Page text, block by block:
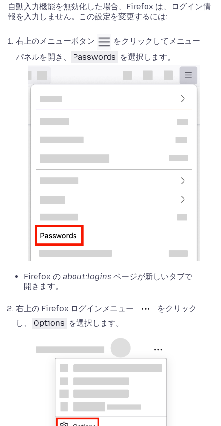
自動入力機能を無効化した場合、Firefox は、ログイン情
報を入力しません。この設定を変更するには:
右上のメニューボタン
をクリックしてメニュー
パネルを開き、
Passwords を選択します。
Firefox の about:logins ページが新しいタブで
開きます。
右上の Firefox ログインメニュー
をクリック
し、
Options を選択します。